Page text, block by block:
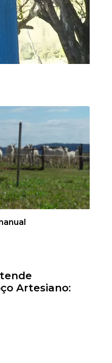
Artesiano: